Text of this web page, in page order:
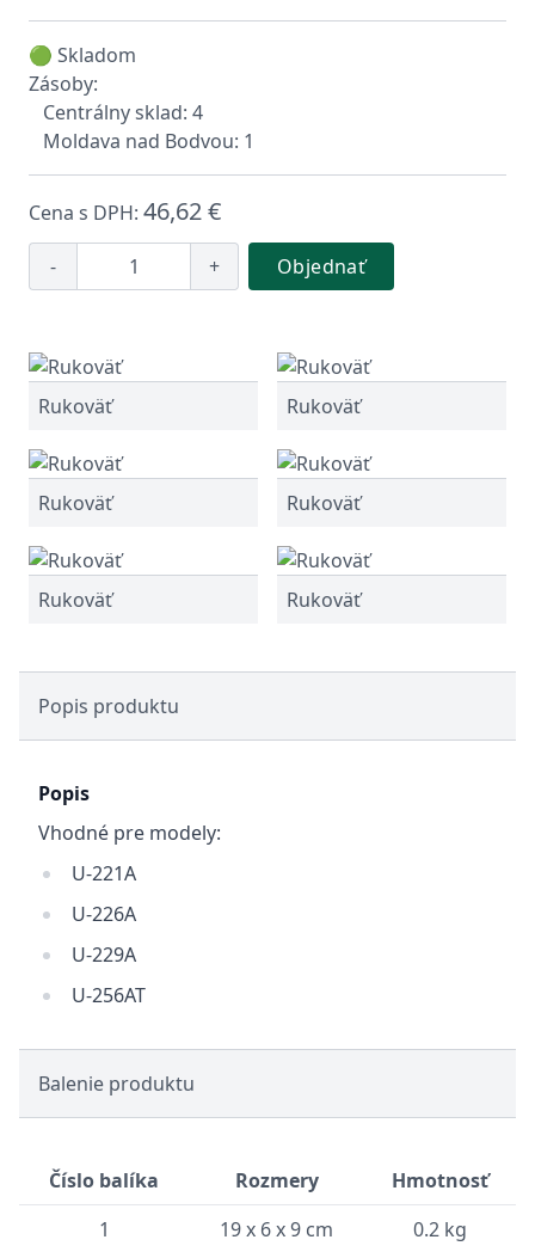
🟢 Skladom
Zásoby:
Centrálny sklad: 4
Moldava nad Bodvou: 1
Cena s DPH: 46,62 €
- + Objednať
Rukoväť Rukoväť
Rukoväť Rukoväť
Rukoväť Rukoväť
Popis produktu
Popis
Vhodné pre modely:
U-221A
U-226A
U-229A
U-256AT
Balenie produktu
Číslo balíka Rozmery
Hmotnosť
1
19 x 6 x 9 cm 0.2 kg